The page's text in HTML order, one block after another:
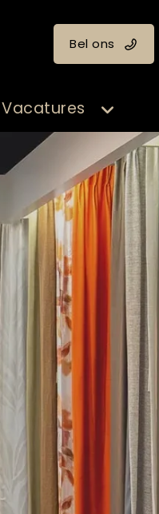
Bel ons
Vacatures